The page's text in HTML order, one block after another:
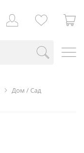
Дом / Сад